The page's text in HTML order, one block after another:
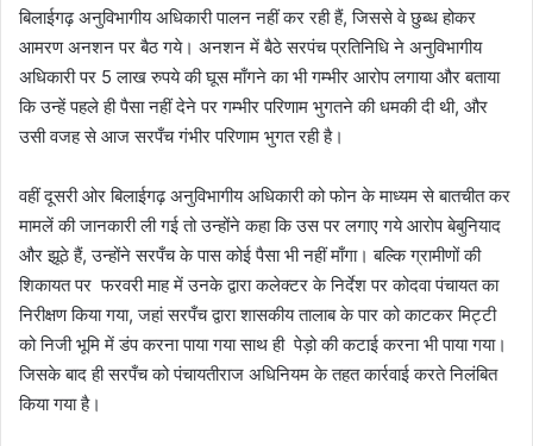
बिलाईगढ़ अनुविभागीय अधिकारी पालन नहीं कर रही हैं, जिससे वे छुब्ध होकर
आमरण अनशन पर बैठ गये। अनशन में बैठे सरपंच प्रतिनिधि ने अनुविभागीय
अधिकारी पर 5 लाख रुपये की घूस माँगने का भी गम्भीर आरोप लगाया और बताया
कि उन्हें पहले ही पैसा नहीं देने पर गम्भीर परिणाम भुगतने की धमकी दी थी, और
उसी वजह से आज सरपँच गंभीर परिणाम भुगत रही है।
वहीं दूसरी ओर बिलाईगढ़ अनुविभागीय अधिकारी को फोन के माध्यम से बातचीत कर
मामलें की जानकारी ली गई तो उन्होंने कहा कि उस पर लगाए गये आरोप बेबुनियाद
और झूठे हैं, उन्होंने सरपँच के पास कोई पैसा भी नहीं माँगा। बल्कि ग्रामीणों की
शिकायत पर फरवरी माह में उनके द्वारा कलेक्टर के निर्देश पर कोदवा पंचायत का
निरीक्षण किया गया, जहां सरपँच द्वारा शासकीय तालाब के पार को काटकर मिट्टी
को निजी भूमि में डंप करना पाया गया साथ ही पेड़ो की कटाई करना भी पाया गया।
जिसके बाद ही सरपँच को पंचायतीराज अधिनियम के तहत कार्रवाई करते निलंबित
किया गया है।